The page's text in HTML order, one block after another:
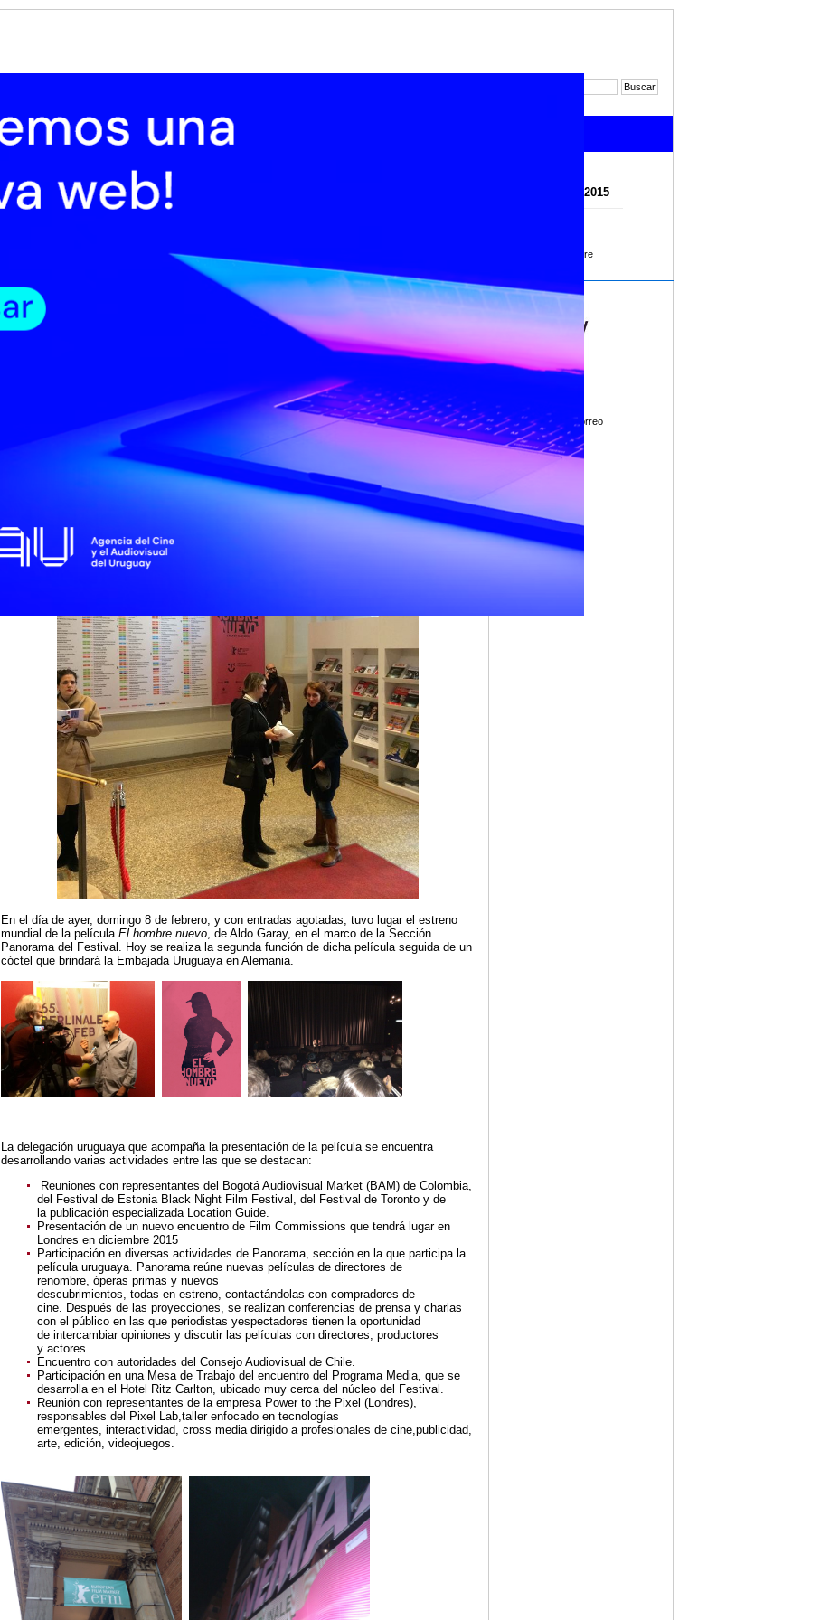
Inicio Institucional Normativa Trámites
Noticias 2021 Noticias 2020 Noticias 2015
Abril Mayo Diciembre
Lunes 9 de febrero de 2015
Uruguay en la Berlinale 2015
de Berlín, uno de los más importantes del mundo, que se está realizando desde el 5 al 15
de febrero. Esta presencia es posible gracias al aporte de Uruguay XXI, ICAU-MEC e
Intendencia de Montevideo.
En el día de ayer, domingo 8 de febrero, y con entradas agotadas, tuvo lugar el estreno
mundial de la película El hombre nuevo, de Aldo Garay, en el marco de la Sección
Panorama del Festival. Hoy se realiza la segunda función de dicha película seguida de un
cóctel que brindará la Embajada Uruguaya en Alemania.
La delegación uruguaya que acompaña la presentación de la película se encuentra
desarrollando varias actividades entre las que se destacan:
Reuniones con representantes del Bogotá Audiovisual Market (BAM) de Colombia,
del Festival de Estonia Black Night Film Festival, del Festival de Toronto y de
la publicación especializada Location Guide.
Presentación de un nuevo encuentro de Film Commissions que tendrá lugar en
Londres en diciembre 2015
Participación en diversas actividades de Panorama, sección en la que participa la
película uruguaya. Panorama reúne nuevas películas de directores de
renombre, óperas primas y nuevos
descubrimientos, todas en estreno, contactándolas con compradores de
cine. Después de las proyecciones, se realizan conferencias de prensa y charlas
con el público en las que periodistas yespectadores tienen la oportunidad
de intercambiar opiniones y discutir las películas con directores, productores
y actores.
Encuentro con autoridades del Consejo Audiovisual de Chile.
Participación en una Mesa de Trabajo del encuentro del Programa Media, que se
desarrolla en el Hotel Ritz Carlton, ubicado muy cerca del núcleo del Festival.
Reunión con representantes de la empresa Power to the Pixel (Londres),
responsables del Pixel Lab,taller enfocado en tecnologías
emergentes, interactividad, cross media dirigido a profesionales de cine,publicidad,
arte, edición, videojuegos.
Enviar por correo